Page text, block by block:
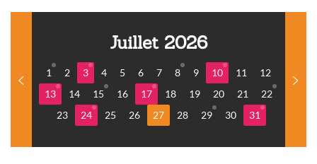
Juillet 2026
1 2 3 4 5 6 7 8 9 10 11
12
13
14 15 16 17 18 19 20 21
22
23
24 25 26 27 28 29 30 31